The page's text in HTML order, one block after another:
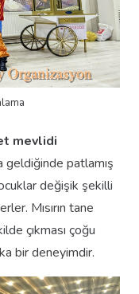
mevlidi
geldiğinde patlamış
değişik şekilli
Mısırın tane
çıkması çoğu
bir deneyimdir.